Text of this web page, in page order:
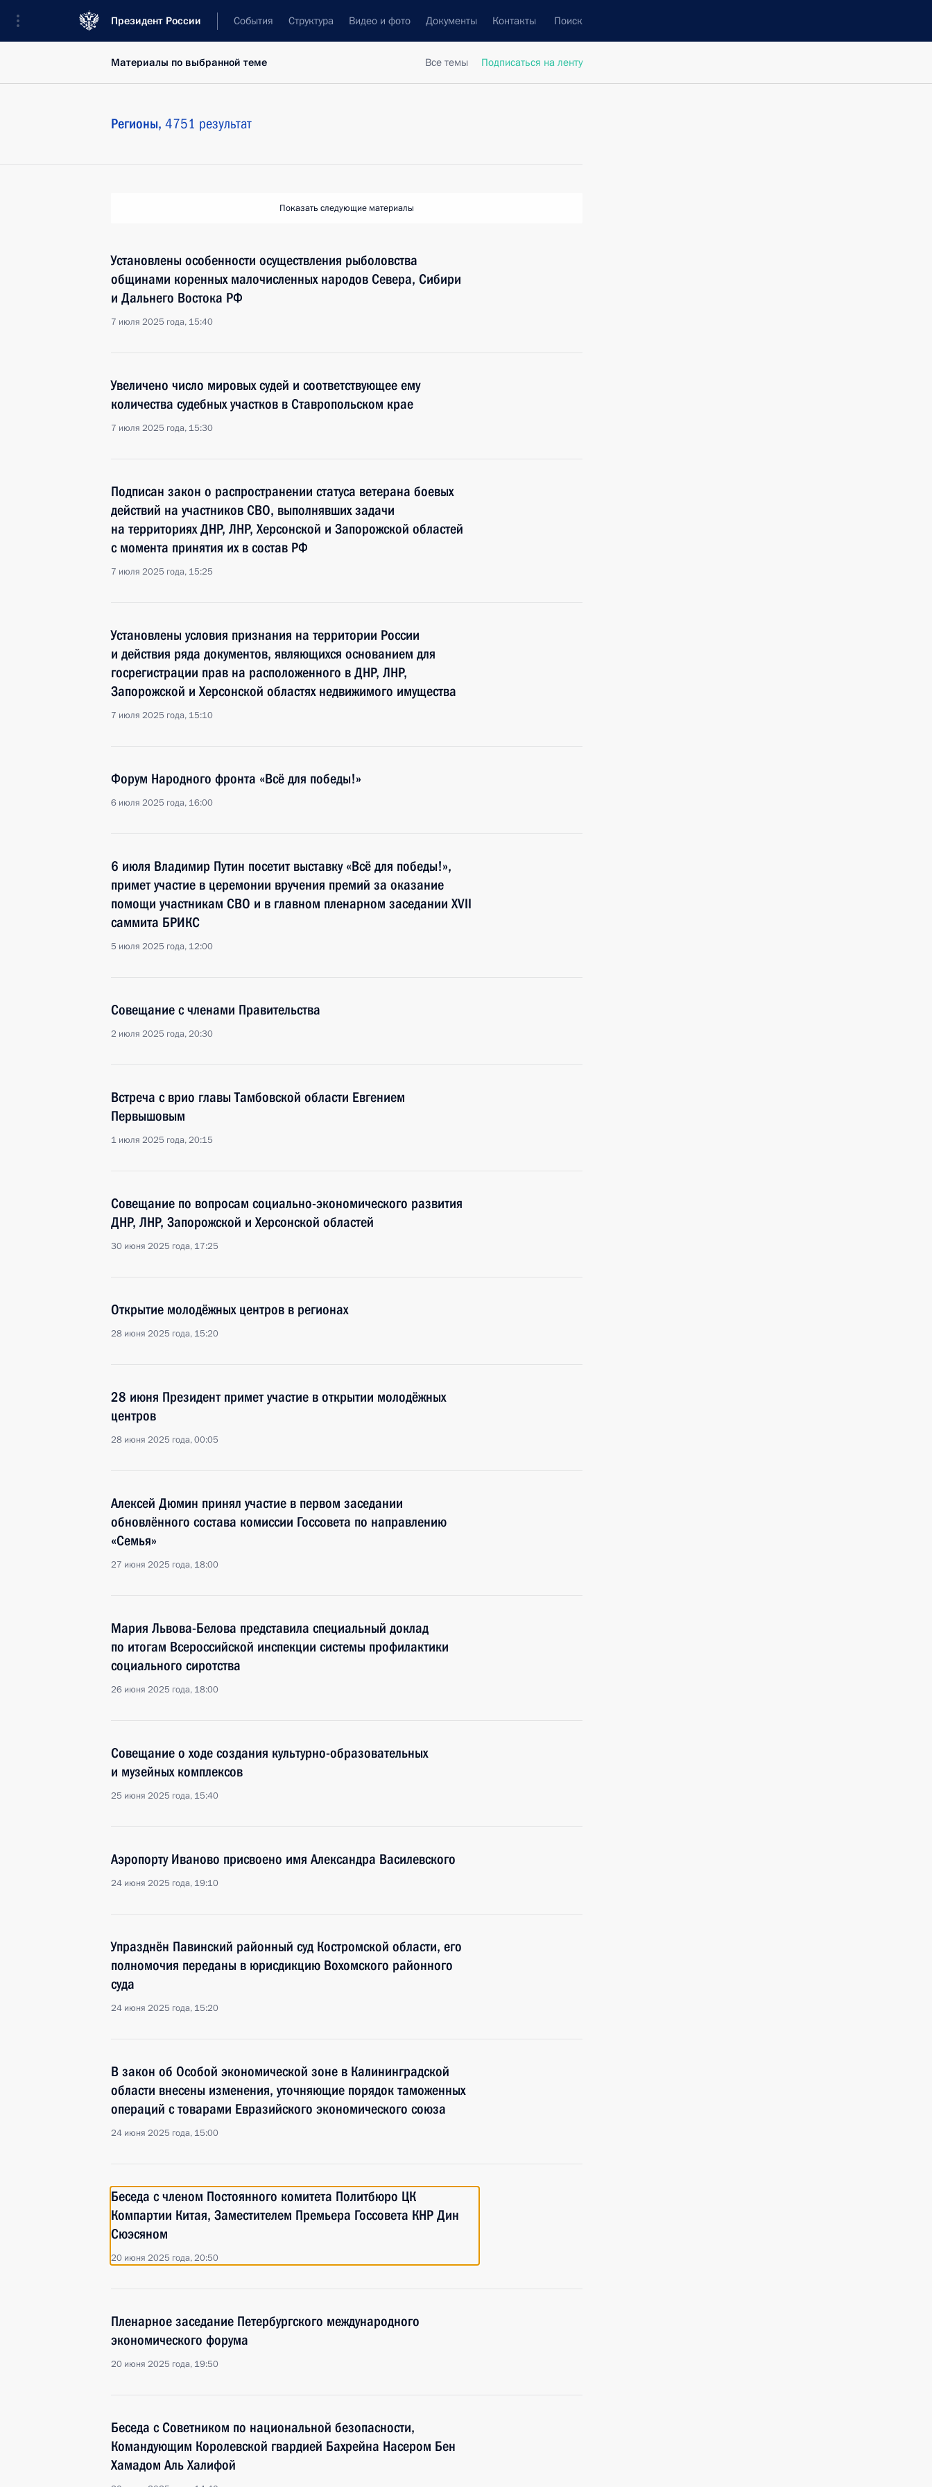
Президент России События Структура Видео и фото Документы Контакты Поиск
Все темы Подписаться на ленту
Материалы по выбранной теме
Регионы, 4751 результат
Показать следующие материалы
Установлены особенности осуществления рыболовства
общинами коренных малочисленных народов Севера, Сибири
и Дальнего Востока РФ
7 июля 2025 года, 15:40
Увеличено число мировых судей и соответствующее ему
количества судебных участков в Ставропольском крае
7 июля 2025 года, 15:30
Подписан закон о распространении статуса ветерана боевых
действий на участников СВО, выполнявших задачи
на территориях ДНР, ЛНР, Херсонской и Запорожской областей
с момента принятия их в состав РФ
7 июля 2025 года, 15:25
Установлены условия признания на территории России
и действия ряда документов, являющихся основанием для
госрегистрации прав на расположенного в ДНР, ЛНР,
Запорожской и Херсонской областях недвижимого имущества
7 июля 2025 года, 15:10
Форум Народного фронта «Всё для победы!»
6 июля 2025 года, 16:00
6 июля Владимир Путин посетит выставку «Всё для победы!»,
примет участие в церемонии вручения премий за оказание
помощи участникам СВО и в главном пленарном заседании XVII
саммита БРИКС
5 июля 2025 года, 12:00
Совещание с членами Правительства
2 июля 2025 года, 20:30
Встреча с врио главы Тамбовской области Евгением
Первышовым
1 июля 2025 года, 20:15
Совещание по вопросам социально-экономического развития
ДНР, ЛНР, Запорожской и Херсонской областей
30 июня 2025 года, 17:25
Открытие молодёжных центров в регионах
28 июня 2025 года, 15:20
28 июня Президент примет участие в открытии молодёжных
центров
28 июня 2025 года, 00:05
Алексей Дюмин принял участие в первом заседании
обновлённого состава комиссии Госсовета по направлению
«Семья»
27 июня 2025 года, 18:00
Мария Львова-Белова представила специальный доклад
по итогам Всероссийской инспекции системы профилактики
социального сиротства
26 июня 2025 года, 18:00
Совещание о ходе создания культурно-образовательных
и музейных комплексов
25 июня 2025 года, 15:40
Аэропорту Иваново присвоено имя Александра Василевского
24 июня 2025 года, 19:10
Упразднён Павинский районный суд Костромской области, его
полномочия переданы в юрисдикцию Вохомского районного
суда
24 июня 2025 года, 15:20
В закон об Особой экономической зоне в Калининградской
области внесены изменения, уточняющие порядок таможенных
операций с товарами Евразийского экономического союза
24 июня 2025 года, 15:00
Беседа с членом Постоянного комитета Политбюро ЦК
Компартии Китая, Заместителем Премьера Госсовета КНР Дин
Сюэсяном
20 июня 2025 года, 20:50
Пленарное заседание Петербургского международного
экономического форума
20 июня 2025 года, 19:50
Беседа с Советником по национальной безопасности,
Командующим Королевской гвардией Бахрейна Насером Бен
Хамадом Аль Халифой